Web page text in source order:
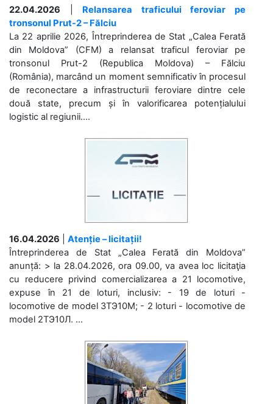
22.04.2026
Relansarea traficului feroviar pe
tronsonul Prut-2 – Fălciu
La 22 aprilie 2026, Întreprinderea de Stat „Calea Ferată
din Moldova” (CFM) a relansat traficul feroviar pe
tronsonul Prut-2 (Republica Moldova) – Fălciu
(România), marcând un moment semnificativ în procesul
de reconectare a infrastructurii feroviare dintre cele
două state, precum și în valorificarea potențialului
logistic al regiunii....
16.04.2026
Atenție – licitații!
Întreprinderea de Stat „Calea Ferată din Moldova”
anunță: > la 28.04.2026, ora 09.00, va avea loc licitaţia
cu reducere privind comercializarea a 21 locomotive,
expuse în 21 de loturi, inclusiv: - 19 de loturi -
locomotive de model 3ТЭ10М; - 2 loturi - locomotive de
model 2ТЭ10Л. ...